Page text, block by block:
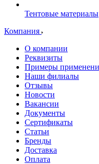
Тентовые материалы
Компания
О компании
Реквизиты
Примеры
Наши филиалы
Отзывы
Новости
Вакансии
Документы
Cертификаты
Статьи
Бренды
Доставка
Оплата